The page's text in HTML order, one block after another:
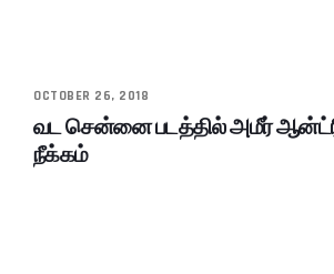
OCTOBER 26, 2018
வட சென்னை படத்தில் அமீர்
நீக்கம்